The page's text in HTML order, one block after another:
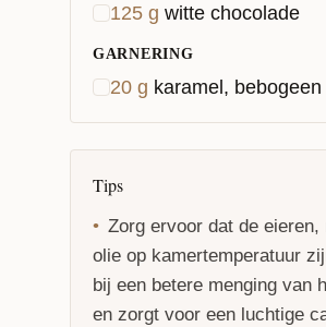
125 g witte chocolade
GARNERING
20 g karamel, bebogeen
Tips
Zorg ervoor dat de eieren,
olie op kamertemperatuur
bij een betere menging van
en zorgt voor een luchtige